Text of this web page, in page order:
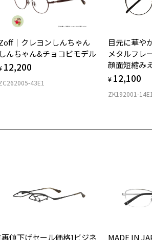
スクエア
ロント素材：スーパーエンジニアリング・プラス
｜クレヨンしんちゃん
しんちゃん&チョコビモデル
12,200
43E1
目元に華や
メタルフレ
顔面短縮み
¥ 12,100
ZK192001-14E1
値下げセール価格]ビジネ
MADE IN